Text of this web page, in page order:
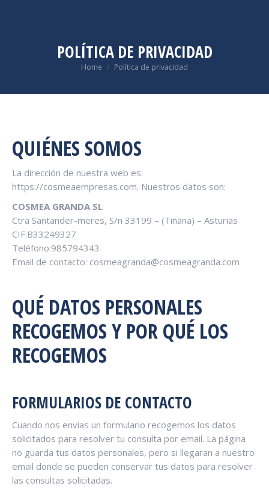
POLÍTICA DE PRIVACIDAD
You are here:
Home Política de privacidad
QUIÉNES SOMOS
La dirección de nuestra web es:
https://cosmeaempresas.com. Nuestros datos son:
COSMEA GRANDA SL
Ctra Santander-meres, S/n 33199 – (Tiñana) – Asturias
CIF:B33249327
Teléfono:985794343
Email de contacto: cosmeagranda@cosmeagranda.com
QUÉ DATOS PERSONALES
RECOGEMOS Y POR QUÉ LOS
RECOGEMOS
FORMULARIOS DE CONTACTO
Cuando nos envias un formulario recogemos los datos
solicitados para resolver tu consulta por email. La página
no guarda tus datos personales, pero si llegaran a nuestro
email donde se pueden conservar tus datos para resolver
las consultas solicitadas.